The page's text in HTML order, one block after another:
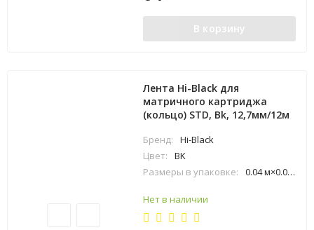
В корзину
Лента Hi-Black для
матричного картриджа
(кольцо) STD, Bk, 12,7мм/12м
Бренд:
Hi-Black
Цвет:
BK
Размеры в упаковке:
0.04 м×0.03 м×0.13 м
Нет в наличии